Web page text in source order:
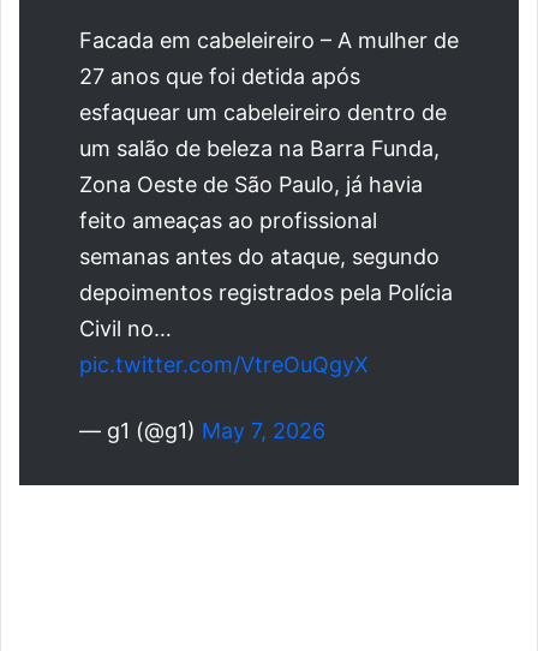
Facada em cabeleireiro – A mulher de
27 anos que foi detida após
esfaquear um cabeleireiro dentro de
um salão de beleza na Barra Funda,
Zona Oeste de São Paulo, já havia
feito ameaças ao profissional
semanas antes do ataque, segundo
depoimentos registrados pela Polícia
Civil no…
pic.twitter.com/VtreOuQgyX
— g1 (@g1) May 7, 2026